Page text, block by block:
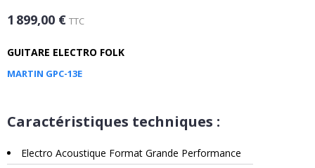
1 899,00 € TTC
GUITARE ELECTRO FOLK
MARTIN GPC-13E
Caractéristiques techniques :
Electro Acoustique Format Grande Performance